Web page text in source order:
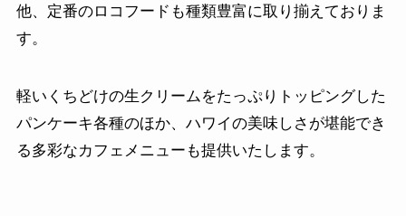
他、定番のロコフードも種類豊富に取り揃えておりま
す。
軽いくちどけの生クリームをたっぷりトッピングした
パンケーキ各種のほか、ハワイの美味しさが堪能でき
る多彩なカフェメニューも提供いたします。